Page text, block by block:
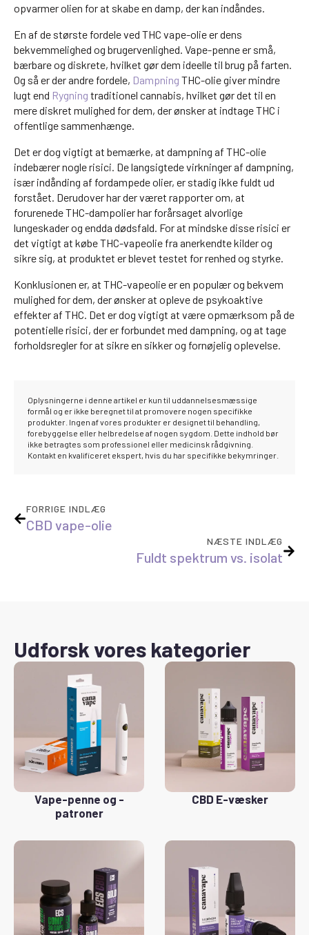
opvarmer olien for at skabe en damp, der kan indåndes.
En af de største fordele ved THC vape-olie er dens
bekvemmelighed og brugervenlighed. Vape-penne er små,
bærbare og diskrete, hvilket gør dem ideelle til brug på farten.
Og så er der andre fordele, Dampning THC-olie giver mindre
lugt end Rygning traditionel cannabis, hvilket gør det til en
mere diskret mulighed for dem, der ønsker at indtage THC i
offentlige sammenhænge.
Det er dog vigtigt at bemærke, at dampning af THC-olie
indebærer nogle risici. De langsigtede virkninger af dampning,
især indånding af fordampede olier, er stadig ikke fuldt ud
forstået. Derudover har der været rapporter om, at
forurenede THC-dampolier har forårsaget alvorlige
lungeskader og endda dødsfald. For at mindske disse risici er
det vigtigt at købe THC-vapeolie fra anerkendte kilder og
sikre sig, at produktet er blevet testet for renhed og styrke.
Konklusionen er, at THC-vapeolie er en populær og bekvem
mulighed for dem, der ønsker at opleve de psykoaktive
effekter af THC. Det er dog vigtigt at være opmærksom på de
potentielle risici, der er forbundet med dampning, og at tage
forholdsregler for at sikre en sikker og fornøjelig oplevelse.
Oplysningerne i denne artikel er kun til uddannelsesmæssige
formål og er ikke beregnet til at promovere nogen specifikke
produkter. Ingen af vores produkter er designet til behandling,
forebyggelse eller helbredelse af nogen sygdom. Dette indhold bør
ikke betragtes som professionel eller medicinsk rådgivning.
Kontakt en kvalificeret ekspert, hvis du har specifikke bekymringer.
FORRIGE INDLÆG
CBD vape-olie
NÆSTE INDLÆG
Fuldt spektrum vs. isolat
Udforsk vores kategorier
Vape-penne og -
patroner
CBD E-væsker